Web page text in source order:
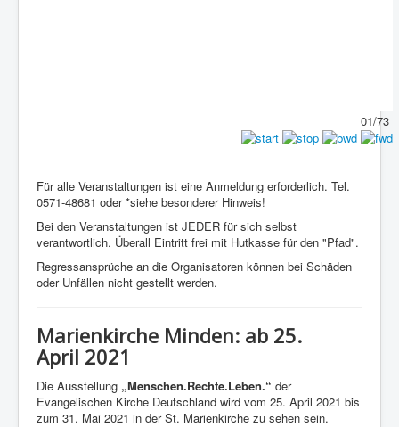
01/73
Für alle Veranstaltungen ist eine Anmeldung erforderlich. Tel.
0571-48681 oder *siehe besonderer Hinweis!
Bei den Veranstaltungen ist JEDER für sich selbst
verantwortlich. Überall Eintritt frei mit Hutkasse für den "Pfad".
Regressansprüche an die Organisatoren können bei Schäden
oder Unfällen nicht gestellt werden.
Marienkirche Minden: ab 25.
April 2021
Die Ausstellung „Menschen.Rechte.Leben.“ der
Evangelischen Kirche Deutschland wird vom 25. April 2021 bis
zum 31. Mai 2021 in der St. Marienkirche zu sehen sein.